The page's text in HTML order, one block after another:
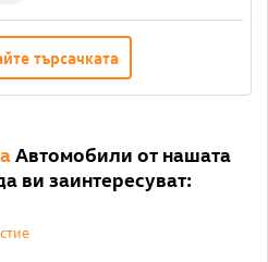
търсачката
Автомобили от нашата
ви заинтересуват: